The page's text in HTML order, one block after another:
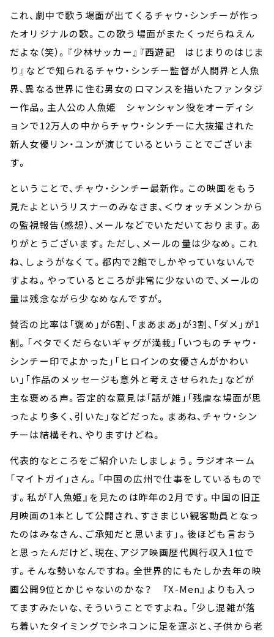
これ、劇中で歌う場面が出てくるチャウ・シンチーが作っ
たオリジナルの歌。この歌う場面がまたくっだらねえん
だよな（笑）。『少林サッカー』『西遊記 はじまりのはじま
り』などで知られるチャウ・シンチー監督が人間界と人魚
界、異なる世界に住む男女のロマンスを描いたファンタジ
ー作品。主人公の人魚姫 シャンシャン役をオーディシ
ョンで12万人の中からチャウ・シンチーに大抜擢された
新人女優リン・ユンが演じているということでございま
す。
ということで、チャウ・シンチー最新作。この映画をもう
見たよというリスナーのみなさま、＜ウォッチメン＞から
の監視報告（感想）、メールなどでいただいております。あ
りがとうございます。ただし、メールの量は少なめ。これ
ね、しょうがなくて。都内で2館でしかやっていないんで
すよね。やっているところが非常に少ないので、メールの
量は残念ながら少なめなんですが。
賛否の比率は「褒め」が6割、「まあまあ」が3割、「ダメ」が1
割。「ベタでくだらないギャグが満載」「いつものチャウ・
シンチー印でよかった」「ヒロインの女優さんがかわい
い」「作品のメッセージも意外と考えさせられた」などが
主な褒める声。否定的な意見は「話が雑」「残虐な場面が思
ったより多く、引いた」などだった。まあね、チャウ・シン
チーは結構それ、やりますけどね。
代表的なところをご紹介いたしましょう。ラジオネーム
「マイトガイ」さん。「中国の広州で仕事をしているもので
す。私が『人魚姫』を見たのは昨年の2月です。中国の旧正
月映画の1本として公開され、すさまじい観客動員となっ
たのはみなさん、ご承知だと思います」。後ほども言おう
と思ったんだけど、現在、アジア映画歴代興行収入1位で
す。そんな勢いなんですね。全世界的にもたしか去年の映
画公開9位とかじゃないのかな？ 『X-Men』よりも入っ
てますみたいな、そういうことですよね。「少し混雑が落
ち着いたタイミングでシネコンに足を運ぶと、子供から老